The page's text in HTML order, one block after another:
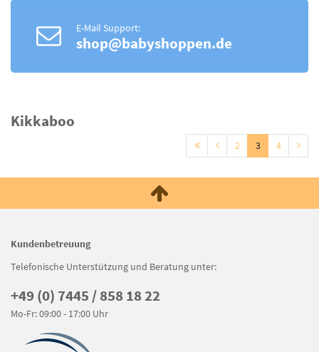
E-Mail Support:
shop@babyshoppen.de
Kikkaboo
2 3 4
Kundenbetreuung
Telefonische Unterstützung und Beratung unter:
+49 (0) 7445 / 858 18 22
Mo-Fr: 09:00 - 17:00 Uhr